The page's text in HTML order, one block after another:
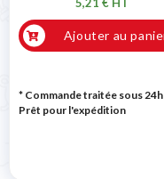
Ajouter au
* Commande traitée sous 24h
Prêt pour l'expédition